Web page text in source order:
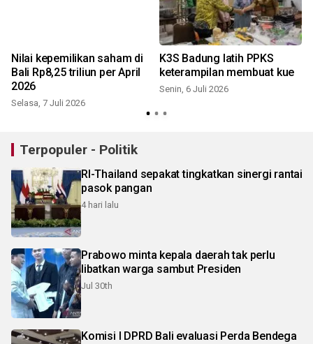
Nilai kepemilikan saham di
Bali Rp8,25 triliun per April
2026
Selasa, 7 Juli 2026
K3S Badung latih PPKS
keterampilan membuat kue
Senin, 6 Juli 2026
Terpopuler - Politik
RI-Thailand sepakat tingkatkan sinergi rantai
pasok pangan
4 hari lalu
Prabowo minta kepala daerah tak perlu
libatkan warga sambut Presiden
Jul 30th
Komisi I DPRD Bali evaluasi Perda Bendega